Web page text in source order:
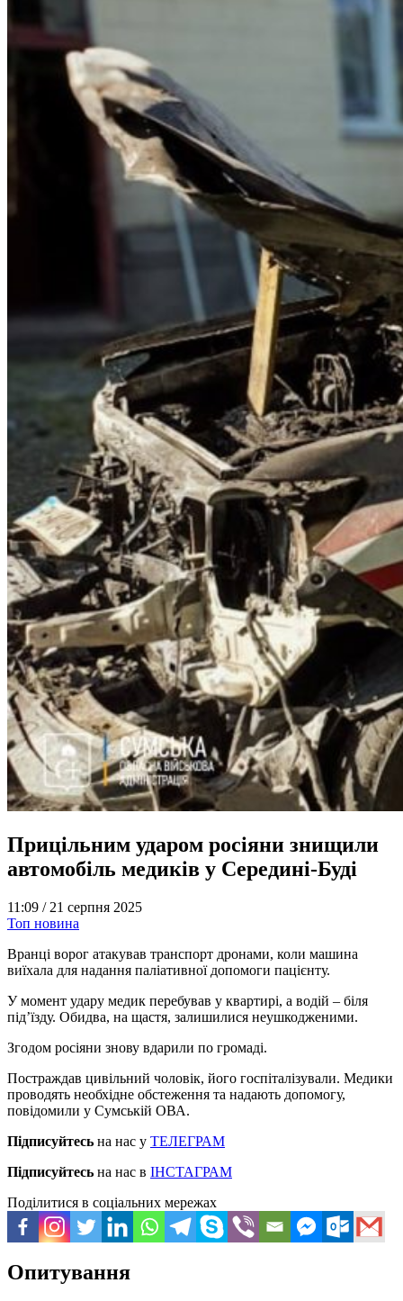
Прицільним ударом росіяни знищили
автомобіль медиків у Середині-Буді
11:09 / 21 серпня 2025
Топ новина
Вранці ворог атакував транспорт дронами, коли машина
виїхала для надання паліативної допомоги пацієнту.
У момент удару медик перебував у квартирі, а водій – біля
під’їзду. Обидва, на щастя, залишилися неушкодженими.
Згодом росіяни знову вдарили по громаді.
Постраждав цивільний чоловік, його госпіталізували. Медики
проводять необхідне обстеження та надають допомогу,
повідомили у Сумській ОВА.
Підписуйтесь на нас у ТЕЛЕГРАМ
Підписуйтесь на нас в ІНСТАГРАМ
Поділитися в соціальних мережах
Опитування